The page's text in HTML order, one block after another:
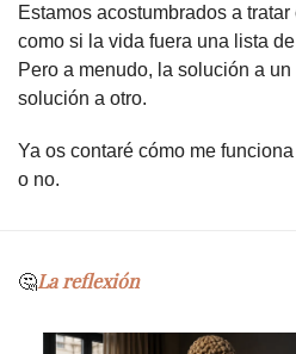
Estamos acostumbrados a
como si la vida fuera una lista
Pero a menudo, la solución a
solución a otro.
Ya os contaré cómo me
o no.
🤔La reflexión